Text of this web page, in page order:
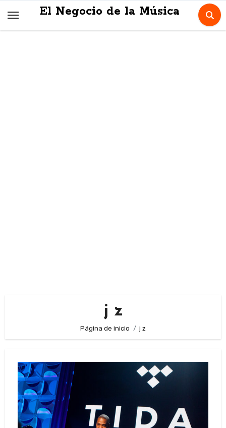
El Negocio de la Música
j z
Página de inicio j z